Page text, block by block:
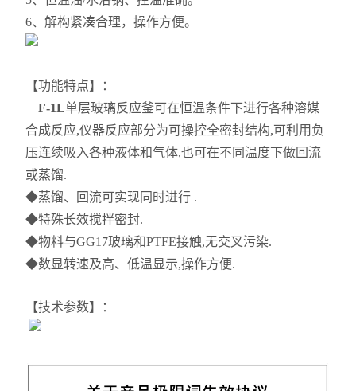
6、解构紧凑合理，操作方便。
【功能特点】：
F-1L单层玻璃反应釜可在恒温条件下进行各种溶媒
合成反应,仪器反应部分为可操控全密封结构,可利用负
压连续吸入各种液体和气体,也可在不同温度下做回流
或蒸馏.
◆蒸馏、回流可实现同时进行 .
◆特殊长效搅拌密封.
◆物料与GG17玻璃和PTFE接触,无交叉污染.
◆数显转速及高、低温显示,操作方便.
【技术参数】：